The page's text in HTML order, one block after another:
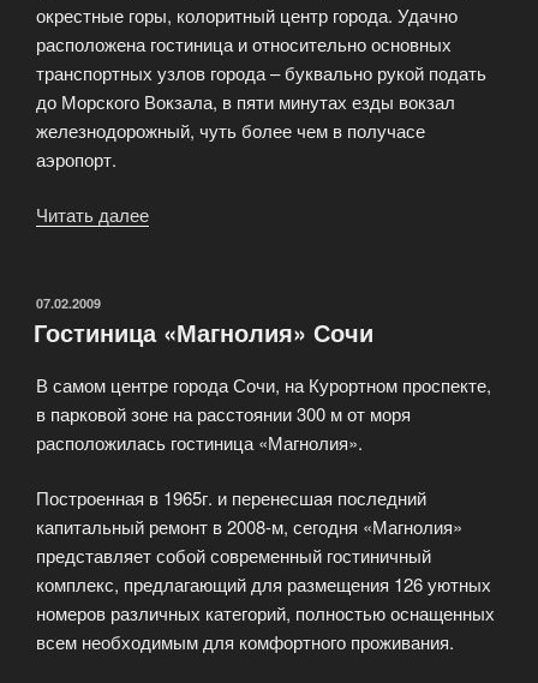
окрестные горы, колоритный центр города. Удачно
расположена гостиница и относительно основных
транспортных узлов города – буквально рукой подать
до Морского Вокзала, в пяти минутах езды вокзал
железнодорожный, чуть более чем в получасе
аэропорт.
Читать далее
ОПУБЛИКОВАНО
07.02.2009
Гостиница «Магнолия» Сочи
В самом центре города Сочи, на Курортном проспекте,
в парковой зоне на расстоянии 300 м от моря
расположилась гостиница «Магнолия».
Построенная в 1965г. и перенесшая последний
капитальный ремонт в 2008-м, сегодня «Магнолия»
представляет собой современный гостиничный
комплекс, предлагающий для размещения 126 уютных
номеров различных категорий, полностью оснащенных
всем необходимым для комфортного проживания.